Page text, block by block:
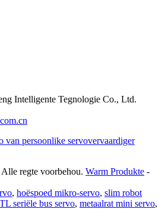
Intelligente Tegnologie Co., Ltd.
regte voorbehou. Warm Produkte -
, hoëspoed mikro-servo, slim robot
seriële bus servo, metaalrat mini servo,